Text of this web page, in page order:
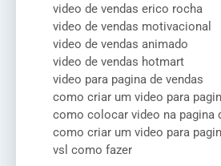
video de vendas erico rocha
video de vendas motivacional
video de vendas animado
video de vendas hotmart
video para pagina de vendas
como criar um video para
como colocar video na pagina
como criar um video para
vsl como fazer